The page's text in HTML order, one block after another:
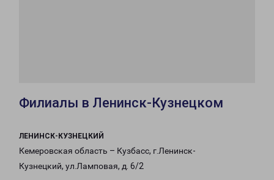
Филиалы в Ленинск-Кузнецком
ЛЕНИНСК-КУЗНЕЦКИЙ
Кемеровская область – Кузбасс, г.Ленинск-
Кузнецкий, ул.Ламповая, д. 6/2